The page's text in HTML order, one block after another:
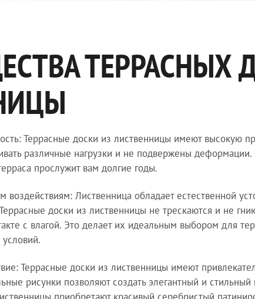
ТЕРРАСНЫХ
Террасные доски из лиственницы имеют высокую
различные нагрузки и не подвержены деформации.
прослужит вам долгие годы.
воздействиям: Лиственница обладает естественной
доски из лиственницы не трескаются и не
с влагой. Это делает их идеальным выбором для
Террасные доски из лиственницы имеют
рисунки позволяют создать элегантный и